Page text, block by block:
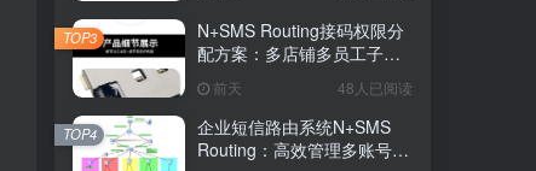
N+SMS Routing接码权限分
配方案：多店铺多员工子账
前天 48人已阅读
TOP3
企业短信路由系统N+SMS
Routing：高效管理多账号验
TOP4